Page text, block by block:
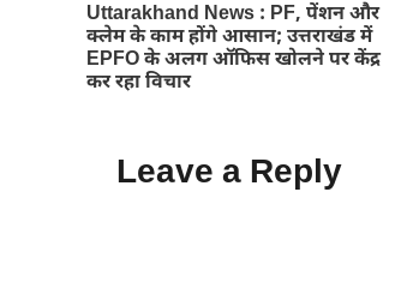
Uttarakhand News : PF, पेंशन और
क्लेम के काम होंगे आसान; उत्तराखंड में
EPFO के अलग ऑफिस खोलने पर केंद्र
कर रहा विचार
Leave a Reply